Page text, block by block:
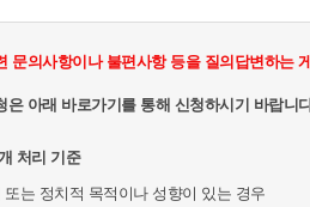
지역도서관 통합검색
문의사항이나 불편사항 등을 질의답변하는
은 아래 바로가기를 통해 신청하시기 바랍니
처리 기준
는 정치적 목적이나 성향이 있는 경우